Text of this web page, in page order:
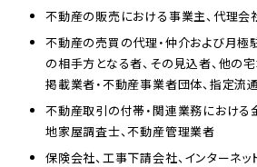
不動産の販売における事業主、代理会
不動産の売買の代理・仲介および月極
の相手方となる者、その見込者、他の
掲載業者・不動産事業者団体、指定流
不動産取引の付帯・関連業務における
地家屋調査士、不動産管理業者
保険会社、工事下請会社、インターネッ